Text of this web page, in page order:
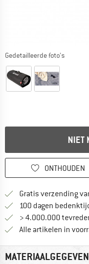
Gedetailleerde foto's
NIET
ONTHOUDEN
Gratis verzending
100 dagen
> 4.000.000
Alle artikelen in